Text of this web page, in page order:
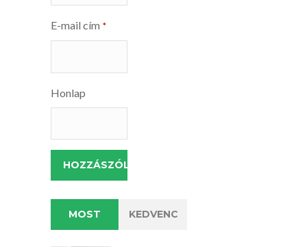
E-mail cím *
Honlap
MOST KEDVENC